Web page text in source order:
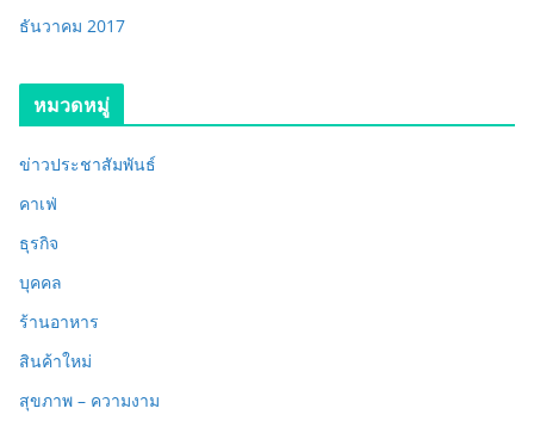
ธันวาคม 2017
หมวดหมู่
ข่าวประชาสัมพันธ์
คาเฟ่
ธุรกิจ
บุคคล
ร้านอาหาร
สินค้าใหม่
สุขภาพ – ความงาม